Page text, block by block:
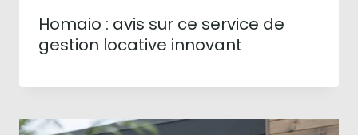
Homaio : avis sur ce service de
gestion locative innovant